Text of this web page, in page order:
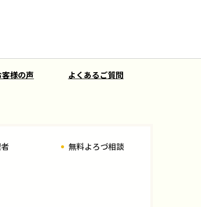
様の声 よくあるご質問
無料よろづ相談